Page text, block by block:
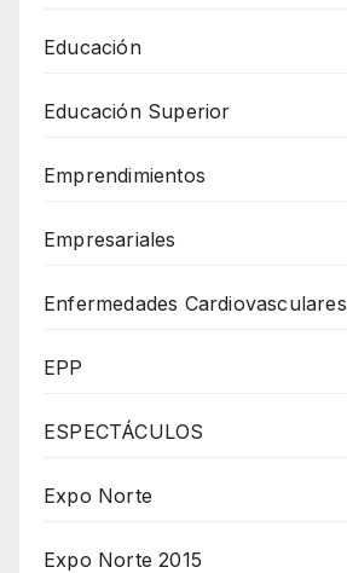
Educación
Educación Superior
Emprendimientos
Empresariales
Enfermedades Cardiovasculares
EPP
ESPECTÁCULOS
Expo Norte
Expo Norte 2015